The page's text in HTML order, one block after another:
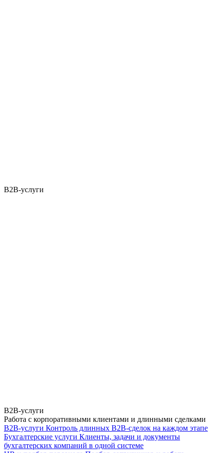
B2B-услуги
B2B-услуги
Работа с корпоративными клиентами и длинными сделками
B2B-услуги Контроль длинных B2B-сделок на каждом этапе
Бухгалтерские услуги Клиенты, задачи и документы
бухгалтерских компаний в одной системе